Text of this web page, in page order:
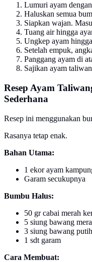
Lumuri ayam
Haluskan semua
Siapkan wajan.
Tuang air hingga
Ungkep ayam
Setelah empuk,
Panggang ayam di
Sajikan ayam
Resep Ayam
Sederhana
Resep ini menggunakan
Rasanya tetap enak.
Bahan Utama:
1 ekor ayam
Garam secukupnya
Bumbu Halus:
50 gr cabai merah
5 siung bawang
3 siung bawang putih
1 sdt garam
Cara Membuat: